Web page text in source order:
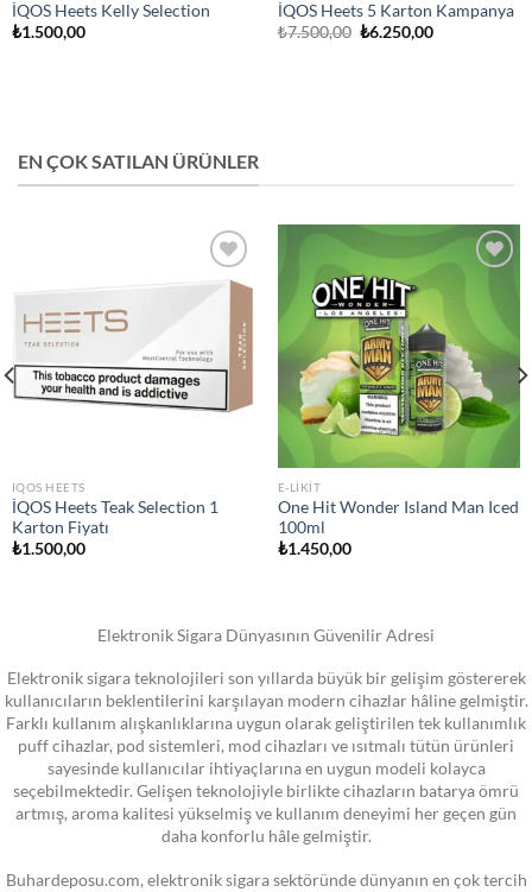
İQOS Heets Kelly Selection
₺1.500,00
İQOS Heets 5 Karton Kampanya
₺7.500,00 Orijinal
₺6.250,00Şu
EN ÇOK SATILAN ÜRÜNLER
Add to
IQOS HEETS
İQOS Heets Teak Selection 1
Karton Fiyatı
₺1.500,00
wishlist
E-LIKIT
One Hit Wonder Island Man Iced
100ml
₺1.450,00
Elektronik Sigara Dünyasının Güvenilir Adresi
Elektronik sigara teknolojileri son yıllarda büyük bir gelişim göstererek
kullanıcıların beklentilerini karşılayan modern cihazlar hâline gelmiştir.
Farklı kullanım alışkanlıklarına uygun olarak geliştirilen tek kullanımlık
puff cihazlar, pod sistemleri, mod cihazları ve ısıtmalı tütün ürünleri
sayesinde kullanıcılar ihtiyaçlarına en uygun modeli kolayca
seçebilmektedir. Gelişen teknolojiyle birlikte cihazların batarya ömrü
artmış, aroma kalitesi yükselmiş ve kullanım deneyimi her geçen gün
daha konforlu hâle gelmiştir.
Buhardeposu.com, elektronik sigara sektöründe dünyanın en çok tercih